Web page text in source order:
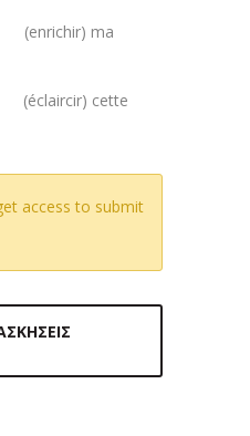
ma
cette
access to submit